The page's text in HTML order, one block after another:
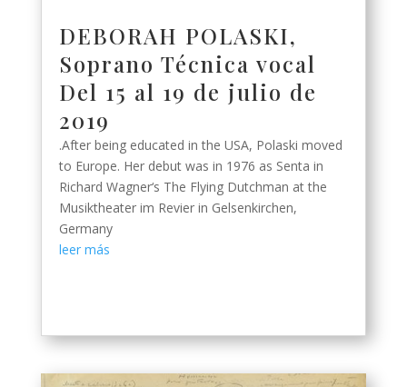
DEBORAH POLASKI,
Soprano Técnica vocal
Del 15 al 19 de julio de
2019
.After being educated in the USA, Polaski moved
to Europe. Her debut was in 1976 as Senta in
Richard Wagner‘s The Flying Dutchman at the
Musiktheater im Revier in Gelsenkirchen,
Germany
leer más